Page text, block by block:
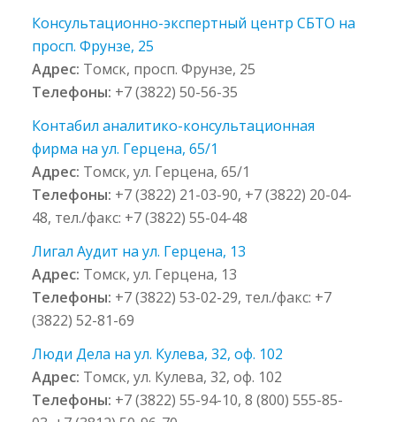
Консультационно-экспертный центр СБТО на
просп. Фрунзе, 25
Адрес: Томск, просп. Фрунзе, 25
Телефоны: +7 (3822) 50-56-35
Контабил аналитико-консультационная
фирма на ул. Герцена, 65/1
Адрес: Томск, ул. Герцена, 65/1
Телефоны: +7 (3822) 21-03-90, +7 (3822) 20-04-
48, тел./факс: +7 (3822) 55-04-48
Лигал Аудит на ул. Герцена, 13
Адрес: Томск, ул. Герцена, 13
Телефоны: +7 (3822) 53-02-29, тел./факс: +7
(3822) 52-81-69
Люди Дела на ул. Кулева, 32, оф. 102
Адрес: Томск, ул. Кулева, 32, оф. 102
Телефоны: +7 (3822) 55-94-10, 8 (800) 555-85-